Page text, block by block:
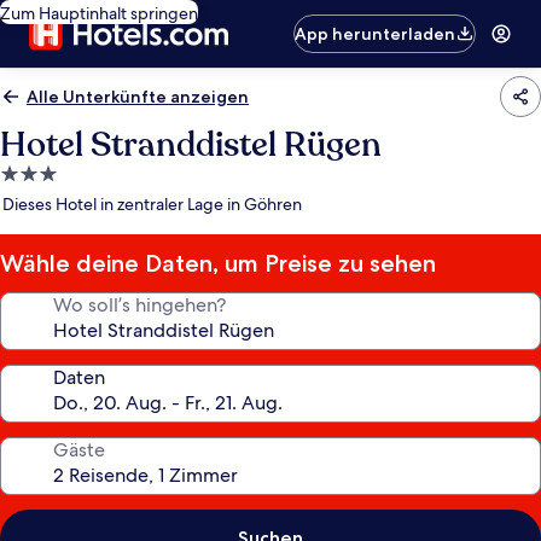
Zum Hauptinhalt springen
App herunterladen
Alle Unterkünfte anzeigen
Hotel Stranddistel Rügen
3.0-
Sterne-
Dieses Hotel in zentraler Lage in Göhren
Wähle deine Daten, um Preise zu sehen
Wo soll’s hingehen?
Daten
Gäste